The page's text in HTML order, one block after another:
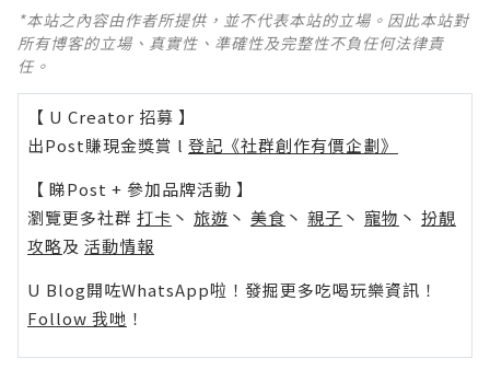
*本站之內容由作者所提供，並不代表本站的立場。因此本站對
所有博客的立場、真實性、準確性及完整性不負任何法律責
任。
【 U Creator 招募 】
出Post賺現金獎賞 l 登記《社群創作有價企劃》
【 睇Post + 參加品牌活動 】
瀏覽更多社群 打卡 丶 旅遊 丶 美食 丶 親子 丶 寵物 丶 扮靚
攻略及 活動情報
U Blog開咗WhatsApp啦！發掘更多吃喝玩樂資訊！
Follow 我哋 ！